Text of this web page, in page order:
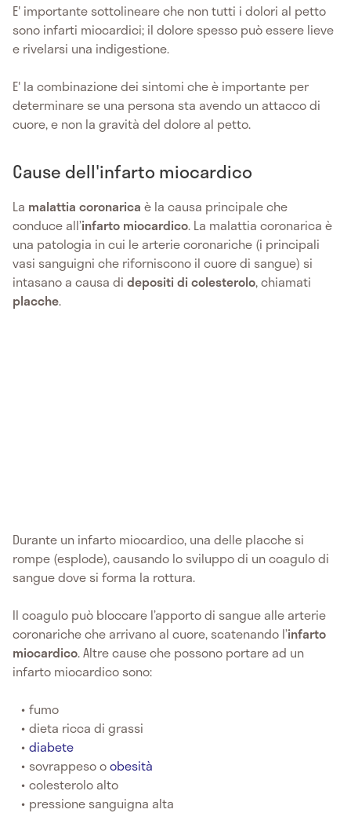
E' importante sottolineare che non tutti i dolori al petto
sono infarti miocardici; il dolore spesso può essere lieve
e rivelarsi una indigestione.
E' la combinazione dei sintomi che è importante per
determinare se una persona sta avendo un attacco di
cuore, e non la gravità del dolore al petto.
Cause dell'infarto miocardico
La malattia coronarica è la causa principale che
conduce all’infarto miocardico. La malattia coronarica è
una patologia in cui le arterie coronariche (i principali
vasi sanguigni che riforniscono il cuore di sangue) si
intasano a causa di depositi di colesterolo, chiamati
placche.
Durante un infarto miocardico, una delle placche si
rompe (esplode), causando lo sviluppo di un coagulo di
sangue dove si forma la rottura.
Il coagulo può bloccare l’apporto di sangue alle arterie
coronariche che arrivano al cuore, scatenando l’infarto
miocardico. Altre cause che possono portare ad un
infarto miocardico sono:
fumo
dieta ricca di grassi
diabete
sovrappeso oobesità
colesterolo alto
pressione sanguigna alta